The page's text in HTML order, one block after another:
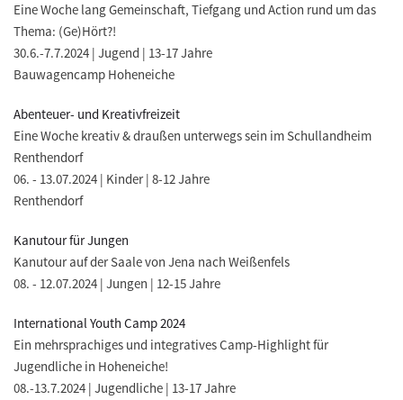
Eine Woche lang Gemeinschaft, Tiefgang und Action rund um das
Thema: (Ge)Hört?!
30.6.-7.7.2024 | Jugend | 13-17 Jahre
Bauwagencamp Hoheneiche
Abenteuer- und Kreativfreizeit
Eine Woche kreativ & draußen unterwegs sein im Schullandheim
Renthendorf
06. - 13.07.2024 | Kinder | 8-12 Jahre
Renthendorf
Kanutour für Jungen
Kanutour auf der Saale von Jena nach Weißenfels
08. - 12.07.2024 | Jungen | 12-15 Jahre
International Youth Camp 2024
Ein mehrsprachiges und integratives Camp-Highlight für
Jugendliche in Hoheneiche!
08.-13.7.2024 | Jugendliche | 13-17 Jahre